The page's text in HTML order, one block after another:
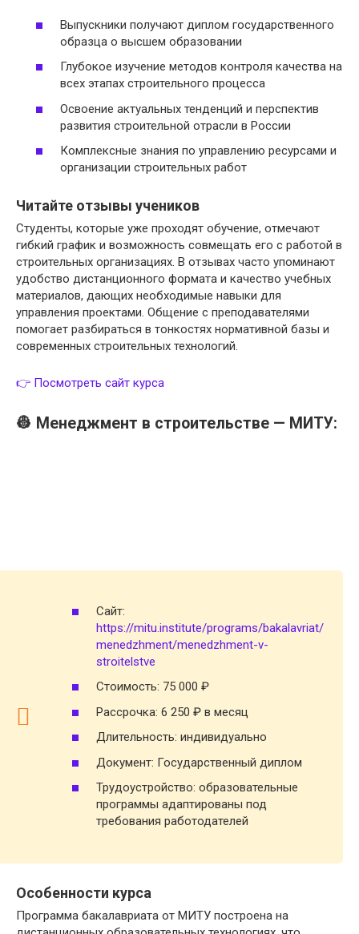
Выпускники получают диплом государственного
образца о высшем образовании
Глубокое изучение методов контроля качества на
всех этапах строительного процесса
Освоение актуальных тенденций и перспектив
развития строительной отрасли в России
Комплексные знания по управлению ресурсами и
организации строительных работ
Читайте отзывы учеников
Студенты, которые уже проходят обучение, отмечают
гибкий график и возможность совмещать его с работой в
строительных организациях. В отзывах часто упоминают
удобство дистанционного формата и качество учебных
материалов, дающих необходимые навыки для
управления проектами. Общение с преподавателями
помогает разбираться в тонкостях нормативной базы и
современных строительных технологий.
👉 Посмотреть сайт курса
👷 Менеджмент в строительстве — МИТУ:
Сайт:
https://mitu.institute/programs/bakalavriat/
menedzhment/menedzhment-v-
stroitelstve
Стоимость: 75 000 ₽
Рассрочка: 6 250 ₽ в месяц
Длительность: индивидуально
Документ: Государственный диплом
Трудоустройство: образовательные
программы адаптированы под
требования работодателей
Особенности курса
Программа бакалавриата от МИТУ построена на